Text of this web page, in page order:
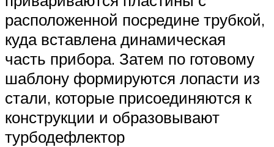
расположенной посредине трубкой,
куда вставлена динамическая
часть прибора. Затем по готовому
шаблону формируются лопасти из
стали, которые присоединяются к
конструкции и образовывают
турбодефлектор